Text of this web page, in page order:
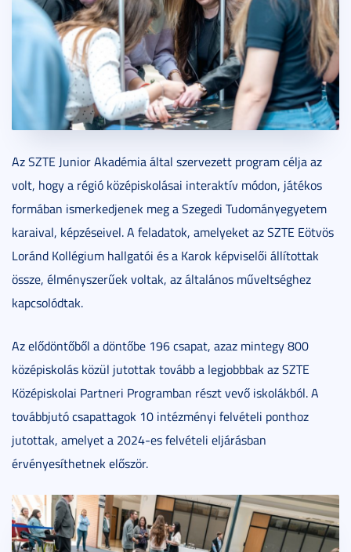
Az SZTE Junior Akadémia által szervezett program célja az
volt, hogy a régió középiskolásai interaktív módon, játékos
formában ismerkedjenek meg a Szegedi Tudományegyetem
karaival, képzéseivel. A feladatok, amelyeket az SZTE Eötvös
Loránd Kollégium hallgatói és a Karok képviselői állítottak
össze, élményszerűek voltak, az általános műveltséghez
kapcsolódtak.
Az elődöntőből a döntőbe 196 csapat, azaz mintegy 800
középiskolás közül jutottak tovább a legjobbbak az SZTE
Középiskolai Partneri Programban részt vevő iskolákból. A
továbbjutó csapattagok 10 intézményi felvételi ponthoz
jutottak, amelyet a 2024-es felvételi eljárásban
érvényesíthetnek először.